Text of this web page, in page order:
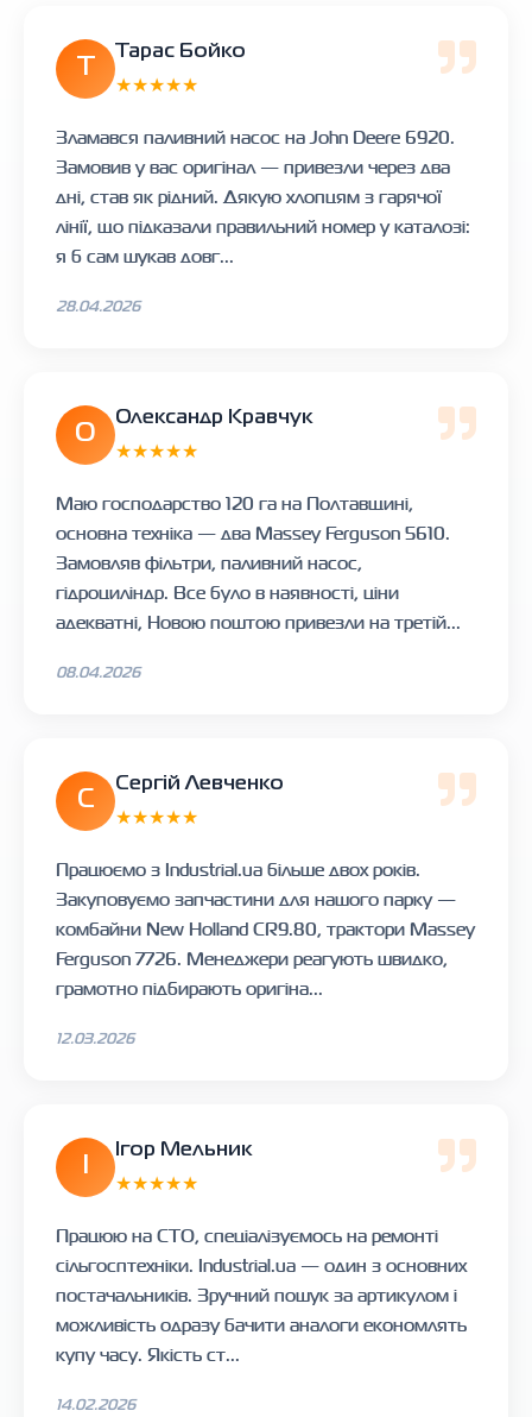
Тарас Бойко
★★★★★
Зламався паливний насос на John Deere 6920.
Замовив у вас оригінал — привезли через два
дні, став як рідний. Дякую хлопцям з гарячої
лінії, що підказали правильний номер у каталозі:
я б сам шукав довг...
28.04.2026
О
Олександр Кравчук
★★★★★
Маю господарство 120 га на Полтавщині,
основна техніка — два Massey Ferguson 5610.
Замовляв фільтри, паливний насос,
гідроциліндр. Все було в наявності, ціни
адекватні, Новою поштою привезли на третій...
08.04.2026
С
Сергій Левченко
★★★★★
Працюємо з Industrial.ua більше двох років.
Закуповуємо запчастини для нашого парку —
комбайни New Holland CR9.80, трактори Massey
Ferguson 7726. Менеджери реагують швидко,
грамотно підбирають оригіна...
12.03.2026
Ігор Мельник
★★★★★
Працюю на СТО, спеціалізуємось на ремонті
сільгосптехніки. Industrial.ua — один з основних
постачальників. Зручний пошук за артикулом і
можливість одразу бачити аналоги економлять
купу часу. Якість ст...
14.02.2026